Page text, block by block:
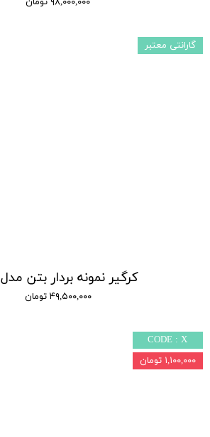
کرگیر نمونه بردار بتن مدل 255
۴۹,۵۰۰,۰۰۰ تومان
گارانتی معتبر
CODE : X
۱,۱۰۰,۰۰۰ تومان